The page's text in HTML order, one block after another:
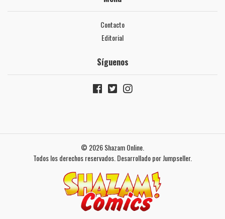
Contacto
Editorial
Síguenos
© 2026 Shazam Online.
Todos los derechos reservados.Desarrollado por Jumpseller.